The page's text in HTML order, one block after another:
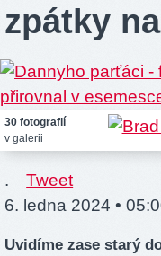
zpátky
30 fotografií
v galerii
.
Tweet
6. ledna 2024 •
Uvidíme zase starý